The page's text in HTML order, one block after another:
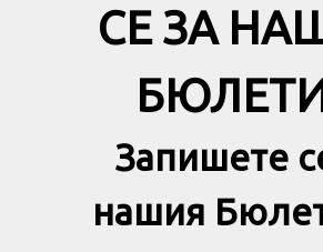
СЕ ЗА
Запишете
нашия